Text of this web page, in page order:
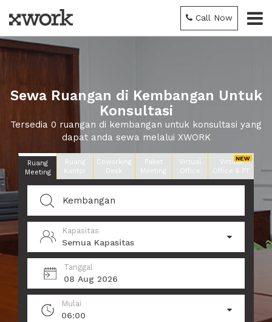
Call Now
Sewa Ruangan di Kembangan Untuk
Konsultasi
Tersedia 0 ruangan di kembangan untuk konsultasi yang
dapat anda sewa melalui XWORK
Ruang
Meeting
Ruang
Kantor
Coworking
Desk
Paket
Meeting
Virtual
Office
Virtual
Office & PT
Kapasitas
Semua Kapasitas
Tanggal
08 Aug 2026
Mulai
06:00